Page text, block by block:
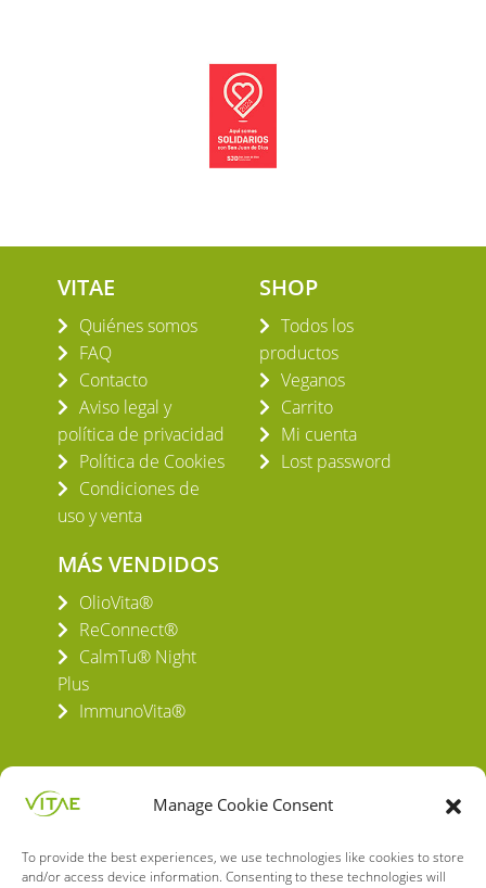
Manage Cookie Consent
To provide the best experiences, we use technologies like cookies to store
and/or access device information. Consenting to these technologies will
VITAE
Quiénes somos
FAQ
Contacto
Aviso legal y
política de privacidad
Política de Cookies
Condiciones de
uso y venta
SHOP
Todos los
productos
Veganos
Carrito
Mi cuenta
Lost password
MÁS VENDIDOS
OlioVita®
ReConnect®
CalmTu® Night
Plus
ImmunoVita®
VITAE HEALTH INNOVATION S.L.